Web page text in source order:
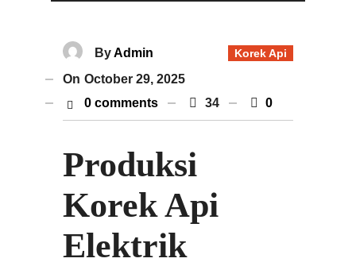
Korek Api
ByAdmin
On October 29, 2025
0 comments
34 0
Produksi
Korek Api
Elektrik